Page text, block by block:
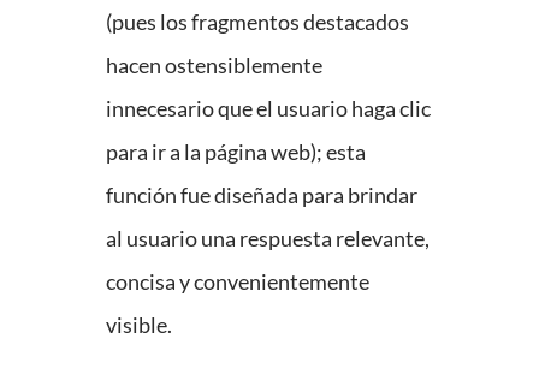
(pues los fragmentos destacados
hacen ostensiblemente
innecesario que el usuario haga clic
para ir a la página web); esta
función fue diseñada para brindar
al usuario una respuesta relevante,
concisa y convenientemente
visible.